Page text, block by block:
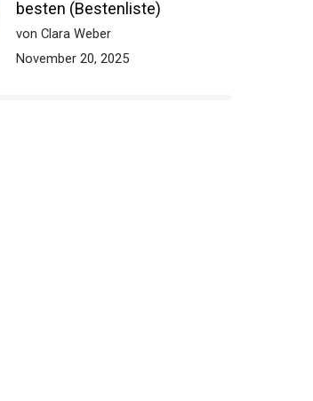
besten (Bestenliste)
von Clara Weber
November 20, 2025